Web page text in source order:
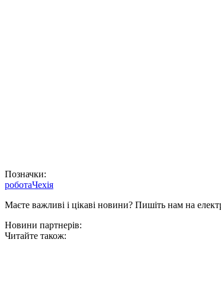
Позначки:
роботаЧехія
Маєте важливі і цікаві новини? Пишіть нам на
Новини партнерів:
Читайте також: